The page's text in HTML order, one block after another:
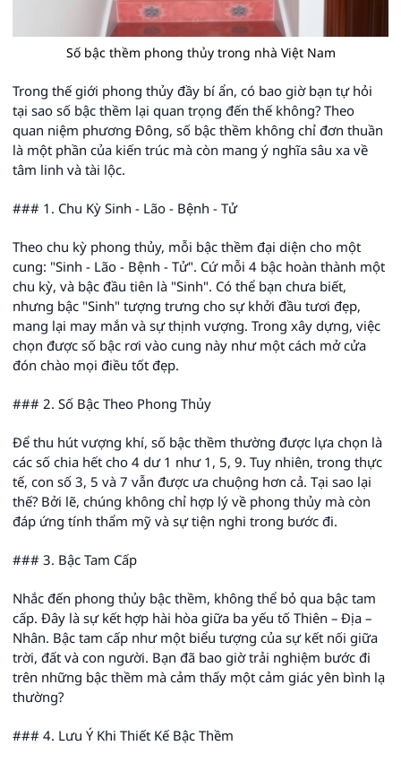
Số bậc thềm phong thủy trong nhà Việt Nam
Trong thế giới phong thủy đầy bí ẩn, có bao giờ bạn tự hỏi
tại sao số bậc thềm lại quan trọng đến thế không? Theo
quan niệm phương Đông, số bậc thềm không chỉ đơn thuần
là một phần của kiến trúc mà còn mang ý nghĩa sâu xa về
tâm linh và tài lộc.
### 1. Chu Kỳ Sinh - Lão - Bệnh - Tử
Theo chu kỳ phong thủy, mỗi bậc thềm đại diện cho một
cung: "Sinh - Lão - Bệnh - Tử". Cứ mỗi 4 bậc hoàn thành một
chu kỳ, và bậc đầu tiên là "Sinh". Có thể bạn chưa biết,
nhưng bậc "Sinh" tượng trưng cho sự khởi đầu tươi đẹp,
mang lại may mắn và sự thịnh vượng. Trong xây dựng, việc
chọn được số bậc rơi vào cung này như một cách mở cửa
đón chào mọi điều tốt đẹp.
### 2. Số Bậc Theo Phong Thủy
Để thu hút vượng khí, số bậc thềm thường được lựa chọn là
các số chia hết cho 4 dư 1 như 1, 5, 9. Tuy nhiên, trong thực
tế, con số 3, 5 và 7 vẫn được ưa chuộng hơn cả. Tại sao lại
thế? Bởi lẽ, chúng không chỉ hợp lý về phong thủy mà còn
đáp ứng tính thẩm mỹ và sự tiện nghi trong bước đi.
### 3. Bậc Tam Cấp
Nhắc đến phong thủy bậc thềm, không thể bỏ qua bậc tam
cấp. Đây là sự kết hợp hài hòa giữa ba yếu tố Thiên – Địa –
Nhân. Bậc tam cấp như một biểu tượng của sự kết nối giữa
trời, đất và con người. Bạn đã bao giờ trải nghiệm bước đi
trên những bậc thềm mà cảm thấy một cảm giác yên bình lạ
thường?
### 4. Lưu Ý Khi Thiết Kế Bậc Thềm